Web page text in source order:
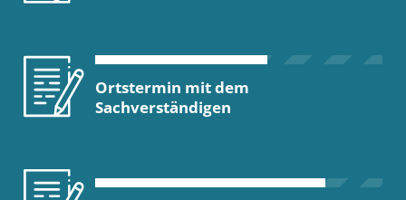
Ortstermin mit dem
Sachverständigen